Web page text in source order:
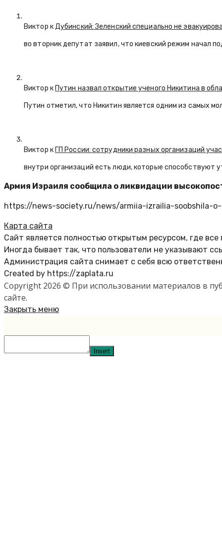
Виктор кДубинский: Зеленский специально не
во вторник депутат заявил, что киевский режим начал
Виктор к Путин назвал открытие ученого Никитина в
Путин отметил, что Никитин является одним из самых
Виктор к ГП России: сотрудники разных организаций
внутри организаций есть люди, которые способствуют
Армия Израиля сообщила о ликвидации
https://news-society.ru/news/armiia-izrailia-soobshila-
Карта сайта
Сайт является полностью открытым ресурсом, где
Иногда бывает так, что пользователи не указывают
Администрация сайта снимает с себя всю
Created by https://zaplata.ru
Copyright 2026 © При использовании материалов в
сайте.
Закрыть меню
Insert